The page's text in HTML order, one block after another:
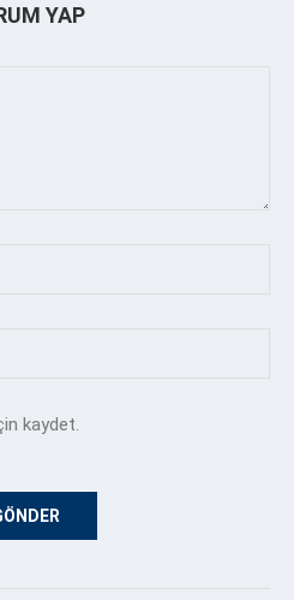
YAP
kaydet.